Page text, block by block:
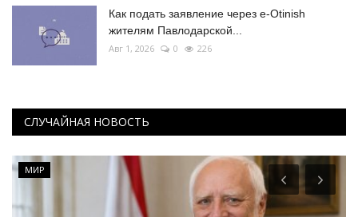
Как подать заявление через e-Otinish
жителям Павлодарской...
Авг 1, 2026 0 226
СЛУЧАЙНАЯ НОВОСТЬ
МИР